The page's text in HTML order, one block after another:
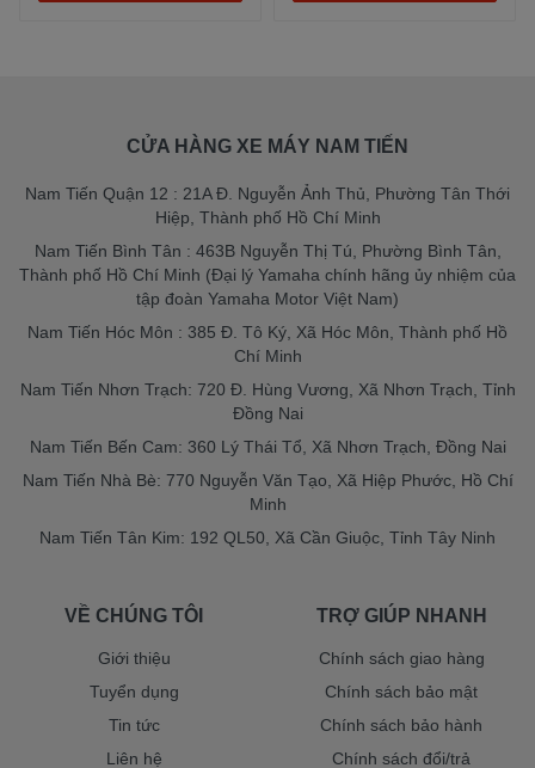
CỬA HÀNG XE MÁY NAM TIẾN
Nam Tiến Quận 12 : 21A Đ. Nguyễn Ảnh Thủ, Phường Tân Thới
Hiệp, Thành phố Hồ Chí Minh
Nam Tiến Bình Tân : 463B Nguyễn Thị Tú, Phường Bình Tân,
Thành phố Hồ Chí Minh (Đại lý Yamaha chính hãng ủy nhiệm của
tập đoàn Yamaha Motor Việt Nam)
Nam Tiến Hóc Môn : 385 Đ. Tô Ký, Xã Hóc Môn, Thành phố Hồ
Chí Minh
Nam Tiến Nhơn Trạch: 720 Đ. Hùng Vương, Xã Nhơn Trạch, Tỉnh
Đồng Nai
Nam Tiến Bến Cam: 360 Lý Thái Tổ, Xã Nhơn Trạch, Đồng Nai
Nam Tiến Nhà Bè: 770 Nguyễn Văn Tạo, Xã Hiệp Phước, Hồ Chí
Minh
Nam Tiến Tân Kim: 192 QL50, Xã Cần Giuộc, Tỉnh Tây Ninh
VỀ CHÚNG TÔI
Giới thiệu
Tuyển dụng
Tin tức
Liên hệ
TRỢ GIÚP NHANH
Chính sách giao hàng
Chính sách bảo mật
Chính sách bảo hành
Chính sách đổi/trả